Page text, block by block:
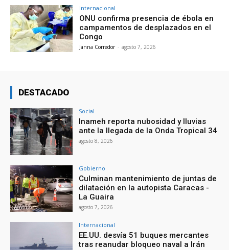
Internacional
ONU confirma presencia de ébola en
campamentos de desplazados en el
Congo
Janna Corredor - agosto 7, 2026
DESTACADO
Social
Inameh reporta nubosidad y lluvias
ante la llegada de la Onda Tropical 34
agosto 8, 2026
Gobierno
Culminan mantenimiento de juntas de
dilatación en la autopista Caracas -
La Guaira
agosto 7, 2026
Internacional
EE.UU. desvía 51 buques mercantes
tras reanudar bloqueo naval a Irán